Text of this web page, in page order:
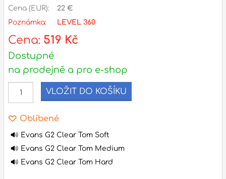
Adresa
Seifertova 69,
Praha 3 - 130 00 ( mapa)
gsm.: +420 777 888 408
gsm.: +420 777 888 088
tel.: +420 222 782 732
email:
prodejna@bici.cz
Otevírací doba
pondělí – pátek :10:00 – 18:00
Cena (EUR):
22 €
Poznámka:
LEVEL 360
Cena: 519 Kč
Dostupné
na prodejně a pro e-shop
VLOŽIT DO KOŠÍKU
Oblíbené
Evans G2 Clear Tom Soft
Evans G2 Clear Tom Medium
Evans G2 Clear Tom Hard